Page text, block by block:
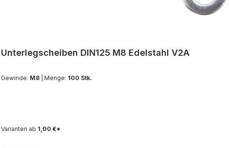
Unterlegscheiben DIN125 M8 Edelstahl V2A
Gewinde: M8 | Menge: 100 Stk.
Varianten ab 1,00 €*